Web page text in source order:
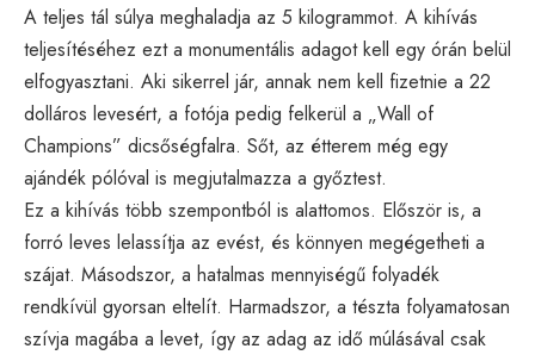
A teljes tál súlya meghaladja az 5 kilogrammot. A kihívás
teljesítéséhez ezt a monumentális adagot kell egy órán belül
elfogyasztani. Aki sikerrel jár, annak nem kell fizetnie a 22
dolláros levesért, a fotója pedig felkerül a „Wall of
Champions” dicsőségfalra. Sőt, az étterem még egy
ajándék pólóval is megjutalmazza a győztest.
Ez a kihívás több szempontból is alattomos. Először is, a
forró leves lelassítja az evést, és könnyen megégetheti a
szájat. Másodszor, a hatalmas mennyiségű folyadék
rendkívül gyorsan eltelít. Harmadszor, a tészta folyamatosan
szívja magába a levet, így az adag az idő múlásával csak